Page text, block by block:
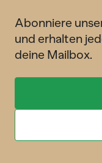
Abonniere
und erhalten
deine Mailbox.